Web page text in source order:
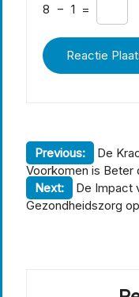
8 − 1 =
Previous:
De
Voorkomen is Beter
Next:
De Impact
Gezondheidszorg